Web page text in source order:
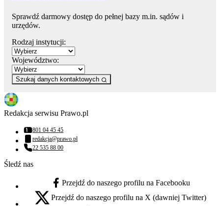
Sprawdź darmowy dostęp do pełnej bazy m.in. sądów i
urzędów.
Rodzaj instytucji:
Województwo:
Szukaj danych kontaktowych
Redakcja serwisu Prawo.pl
Numer telefonu:
801 04 45 45
Adres email:
redakcja@prawo.pl
Numer telefonu:
22 535 88 00
Śledź nas
facebook - otwiera się w nowej karcie
Przejdź do naszego profilu na Facebooku
x - otwiera się w nowej karcie
Przejdź do naszego profilu na X (dawniej Twitter)